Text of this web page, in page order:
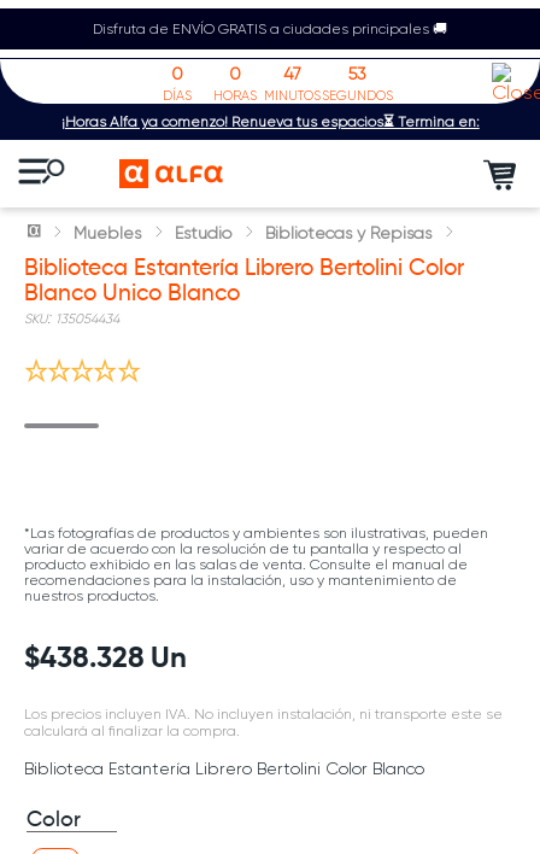
Disfruta de ENVÍO GRATIS a ciudades principales 🚚
¡Horas Alfa ya comenzó! Renueva tus espacios⏳ Termina en:
0
DÍAS
0
HORAS
47
MINUTOS
53
SEGUNDOS
Muebles Estudio Bibliotecas y Repisas
Biblioteca Estantería Librero Bertolini Color
Blanco Unico Blanco
: 135054434
*Las fotografías de productos y ambientes son ilustrativas, pueden
variar de acuerdo con la resolución de tu pantalla y respecto al
producto exhibido en las salas de venta. Consulte el manual de
recomendaciones para la instalación, uso y mantenimiento de
nuestros productos.
$438.328 Un
Los precios incluyen IVA. No incluyen instalación, ni transporte este se
calculará al finalizar la compra.
Biblioteca Estantería Librero Bertolini Color Blanco
Color